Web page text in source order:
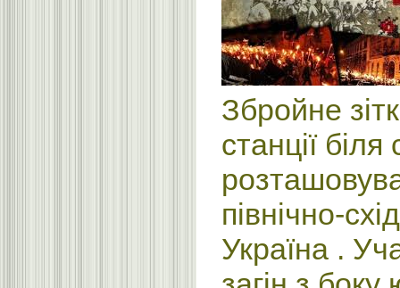
Збройне
станції
північно-
Україна .